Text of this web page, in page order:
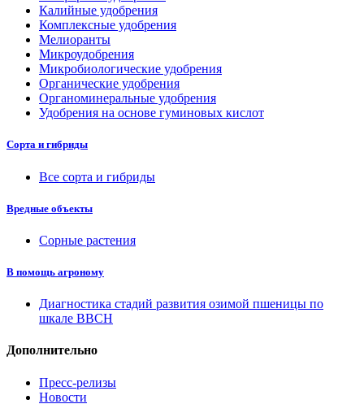
Калийные удобрения
Комплексные удобрения
Мелиоранты
Микроудобрения
Микробиологические удобрения
Органические удобрения
Органоминеральные удобрения
Удобрения на основе гуминовых кислот
Сорта и гибриды
Все сорта и гибриды
Вредные объекты
Сорные растения
В помощь агроному
Диагностика стадий развития озимой пшеницы по
шкале ВВСН
Дополнительно
Пресс-релизы
Новости